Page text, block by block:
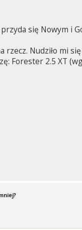
się Nowym i
Nudziło mi
Forester 2.5 XT